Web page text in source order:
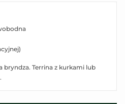
Terrina z kurkami lub